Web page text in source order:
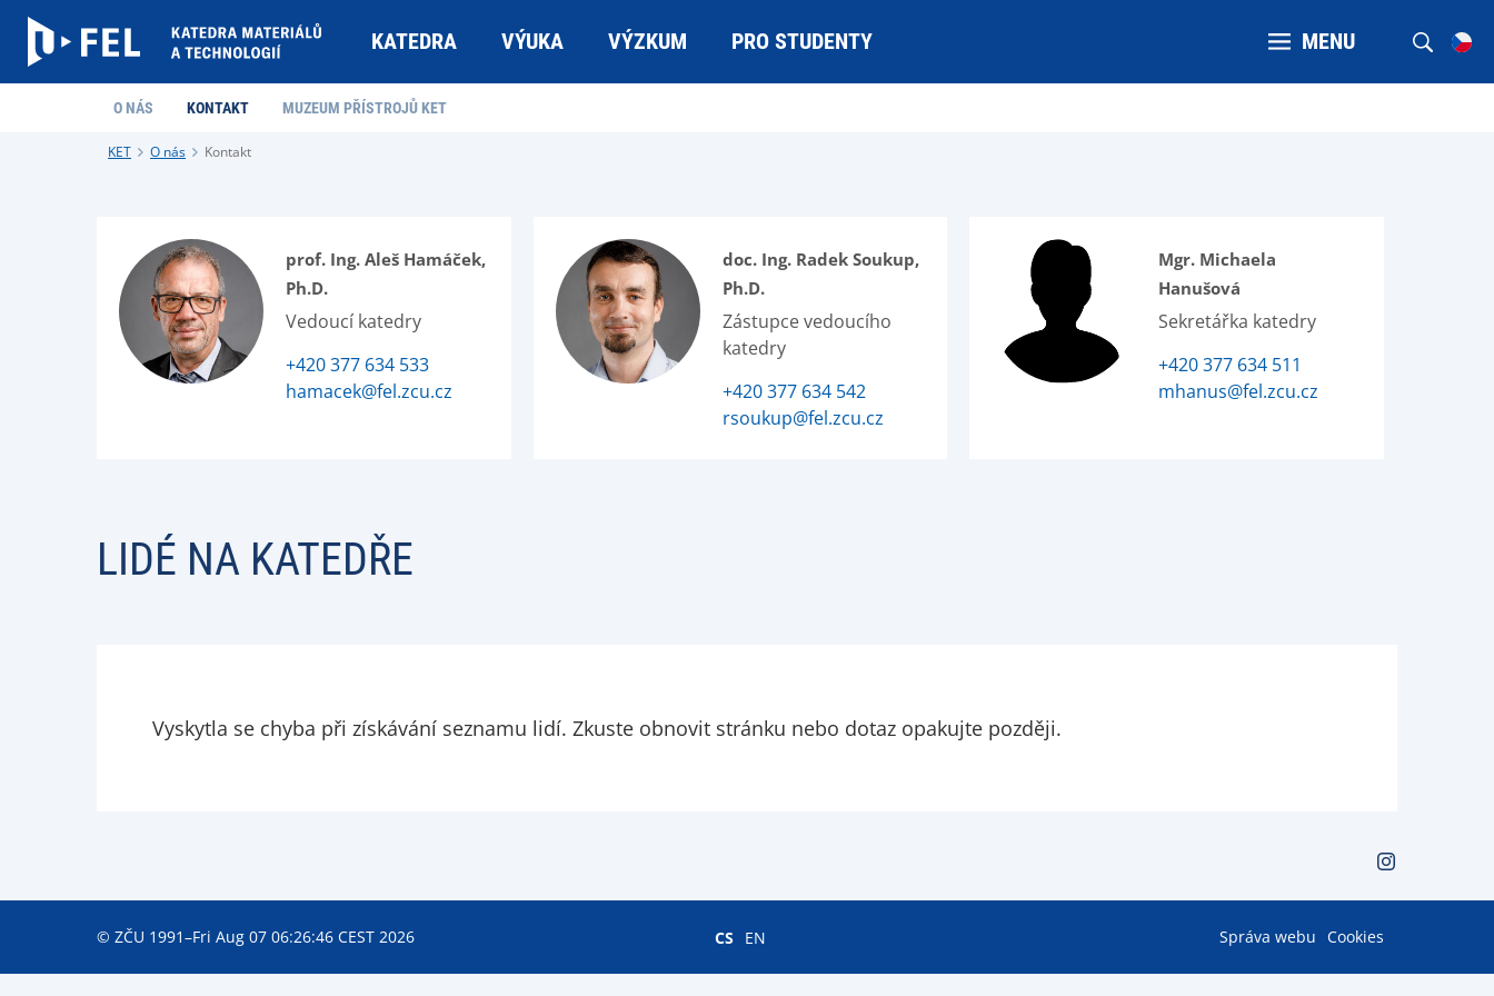
KATEDRA VÝUKA VÝZKUM PRO STUDENTY MENU
O NÁS KONTAKT MUZEUM PŘÍSTROJŮ KET
KET O nás Kontakt
prof. Ing. Aleš Hamáček,
Ph.D.
Vedoucí katedry
+420 377 634 533
hamacek@fel.zcu.cz
doc. Ing. Radek Soukup,
Ph.D.
Zástupce vedoucího
katedry
+420 377 634 542
rsoukup@fel.zcu.cz
Mgr. Michaela
Hanušová
Sekretářka katedry
+420 377 634 511
mhanus@fel.zcu.cz
LIDÉ NA KATEDŘE
Vyskytla se chyba při získávání seznamu lidí. Zkuste obnovit stránku nebo dotaz opakujte později.
© ZČU 1991–Fri Aug 07 06:26:46 CEST 2026 CS EN Správa webu Cookies